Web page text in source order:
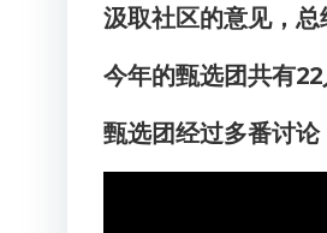
汲取社区的意见，
今年的甄选团共有
甄选团经过多番讨